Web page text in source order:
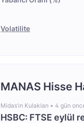
Volatilite
MANAS Hisse
Midas’ın Kulakları •4 gün
HSBC: FTSE eylül